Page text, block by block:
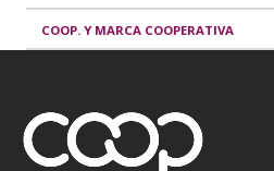
COOP. Y MARCA COOPERATIVA